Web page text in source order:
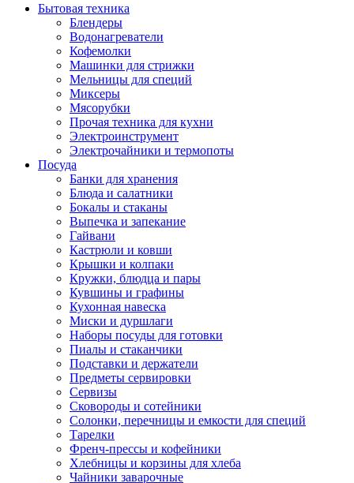
Бытовая техника
Блендеры
Водонагреватели
Кофемолки
Машинки для стрижки
Мельницы для специй
Миксеры
Мясорубки
Прочая техника для кухни
Электроинструмент
Электрочайники и термопоты
Посуда
Банки для хранения
Блюда и салатники
Бокалы и стаканы
Выпечка и запекание
Гайвани
Кастрюли и ковши
Крышки и колпаки
Кружки, блюдца и пары
Кувшины и графины
Кухонная навеска
Миски и дуршлаги
Наборы посуды для готовки
Пиалы и стаканчики
Подставки и держатели
Предметы сервировки
Сервизы
Сковороды и сотейники
Солонки, перечницы и емкости для специй
Тарелки
Френч-прессы и кофейники
Хлебницы и корзины для хлеба
Чайники заварочные